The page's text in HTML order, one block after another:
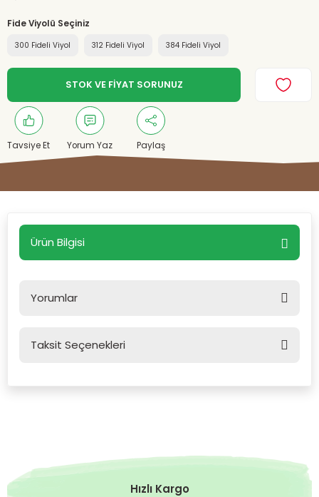
Fide Viyolü Seçiniz
300 Fideli Viyol 312 Fideli Viyol 384 Fideli Viyol
STOK VE FİYAT SORUNUZ
Tavsiye Et Yorum Yaz Paylaş
Ürün Bilgisi
Yorumlar
Taksit Seçenekleri
Hızlı Kargo